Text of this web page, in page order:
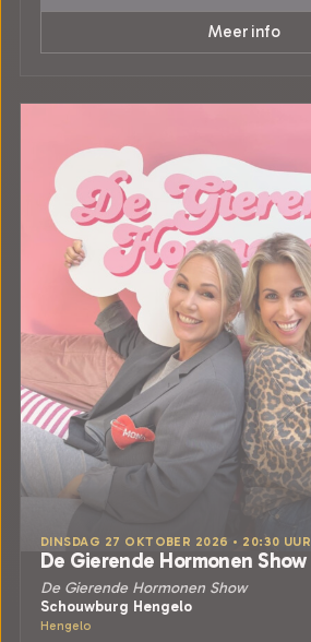
Meer info
DINSDAG 27 OKTOBER 2026 • 20:30 UUR
De Gierende Hormonen Show
De Gierende Hormonen Show
Schouwburg Hengelo
Hengelo